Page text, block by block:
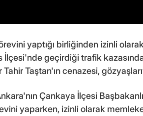
yaptığı birliğinden izinli
İlçesi'nde geçirdiği trafik
Taştan'ın cenazesi,
Çankaya İlçesi
yaparken, izinli olarak